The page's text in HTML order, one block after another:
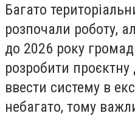
Багато
розпочали роботу,
до 2026 року
розробити
ввести систему в
небагато, тому